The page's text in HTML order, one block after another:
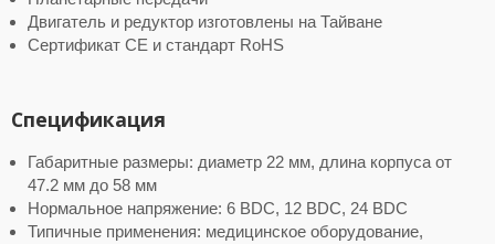
Двигатель и редуктор изготовлены на Тайване
Сертификат CE и стандарт RoHS
Спецификация
Габаритные размеры: диаметр 22 мм, длина корпуса от
47.2 мм до 58 мм
Нормальное напряжение: 6 ВDC, 12 ВDC, 24 ВDC
Типичные применения: медицинское оборудование,